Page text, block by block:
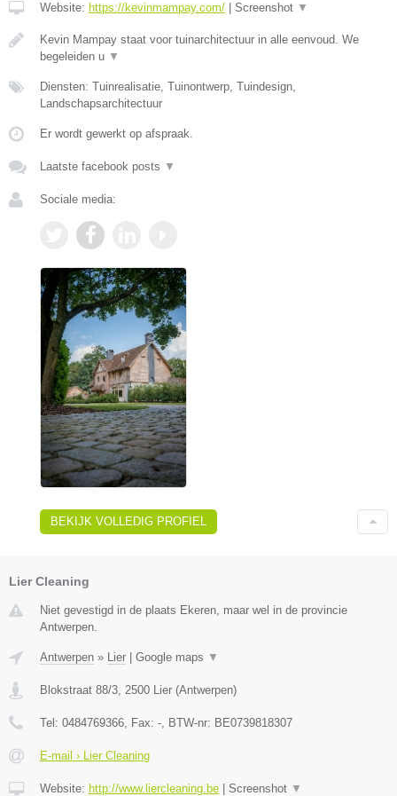
Website: https://kevinmampay.com/ Screenshot ▼
Kevin Mampay staat voor tuinarchitectuur in alle eenvoud. We
begeleiden u ▼
Diensten: Tuinrealisatie, Tuinontwerp, Tuindesign,
Landschapsarchitectuur
Er wordt gewerkt op afspraak.
Laatste facebook posts ▼
Sociale media:
BEKIJK VOLLEDIG PROFIEL
Lier Cleaning
Niet gevestigd in de plaats Ekeren, maar wel in de provincie
Antwerpen.
Antwerpen » Lier Google maps ▼
Blokstraat 88/3 2500 Lier (Antwerpen)
Tel: 0484769366 , Fax: - , BTW-nr: BE0739818307
E-mail › Lier Cleaning
Website: http://www.liercleaning.be Screenshot ▼